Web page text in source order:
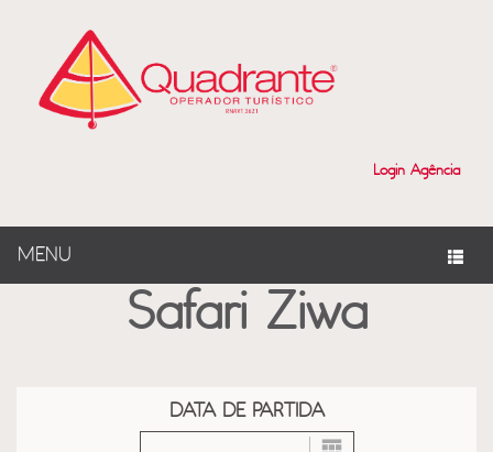
Login Agência
MENU
Safari Ziwa
DATA DE PARTIDA